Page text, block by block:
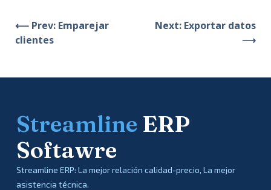
⟵ Prev: Emparejar
clientes
Next: Exportar datos
⟶
Streamline ERP
Softawre
Streamline ERP: La mejor relación calidad-precio, La mejor
asistencia técnica.